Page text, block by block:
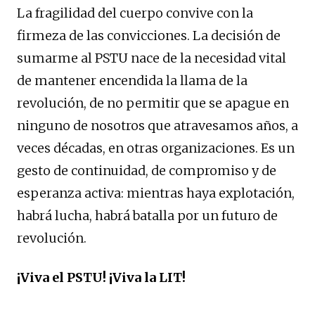
La fragilidad del cuerpo convive con la
firmeza de las convicciones. La decisión de
sumarme al PSTU nace de la necesidad vital
de mantener encendida la llama de la
revolución, de no permitir que se apague en
ninguno de nosotros que atravesamos años, a
veces décadas, en otras organizaciones. Es un
gesto de continuidad, de compromiso y de
esperanza activa: mientras haya explotación,
habrá lucha, habrá batalla por un futuro de
revolución.
¡Viva el PSTU! ¡Viva la LIT!